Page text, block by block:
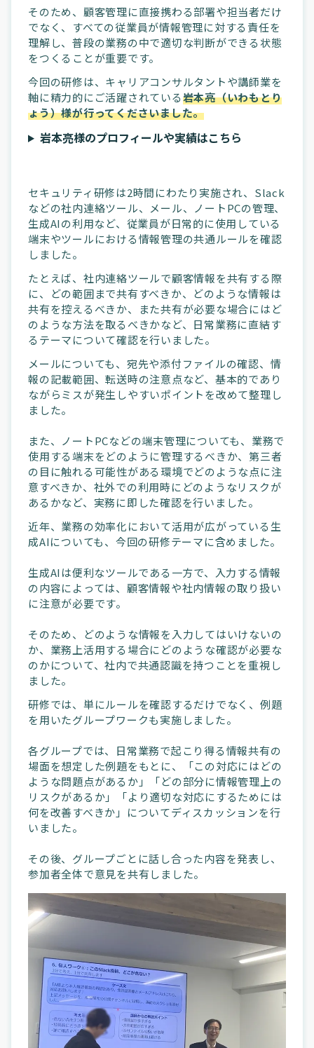
そのため、顧客管理に直接携わる部署や担当者だけ
でなく、すべての従業員が情報管理に対する責任を
理解し、普段の業務の中で適切な判断ができる状態
をつくることが重要です。
今回の研修は、キャリアコンサルタントや講師業を
軸に精力的にご活躍されている岩本亮（いわもとり
ょう）様が行ってくださいました。
岩本亮様のプロフィールや実績はこちら
セキュリティ研修は2時間にわたり実施され、Slack
などの社内連絡ツール、メール、ノートPCの管理、
生成AIの利用など、従業員が日常的に使用している
端末やツールにおける情報管理の共通ルールを確認
しました。
たとえば、社内連絡ツールで顧客情報を共有する際
に、どの範囲まで共有すべきか、どのような情報は
共有を控えるべきか、また共有が必要な場合にはど
のような方法を取るべきかなど、日常業務に直結す
るテーマについて確認を行いました。
メールについても、宛先や添付ファイルの確認、情
報の記載範囲、転送時の注意点など、基本的であり
ながらミスが発生しやすいポイントを改めて整理し
ました。
また、ノートPCなどの端末管理についても、業務で
使用する端末をどのように管理するべきか、第三者
の目に触れる可能性がある環境でどのような点に注
意すべきか、社外での利用時にどのようなリスクが
あるかなど、実務に即した確認を行いました。
近年、業務の効率化において活用が広がっている生
成AIについても、今回の研修テーマに含めました。
生成AIは便利なツールである一方で、入力する情報
の内容によっては、顧客情報や社内情報の取り扱い
に注意が必要です。
そのため、どのような情報を入力してはいけないの
か、業務上活用する場合にどのような確認が必要な
のかについて、社内で共通認識を持つことを重視し
ました。
研修では、単にルールを確認するだけでなく、例題
を用いたグループワークも実施しました。
各グループでは、日常業務で起こり得る情報共有の
場面を想定した例題をもとに、「この対応にはどの
ような問題点があるか」「どの部分に情報管理上の
リスクがあるか」「より適切な対応にするためには
何を改善すべきか」についてディスカッションを行
いました。
その後、グループごとに話し合った内容を発表し、
参加者全体で意見を共有しました。